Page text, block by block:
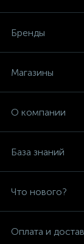
Бренды
Магазины
О компании
База знаний
Что нового?
Оплата и